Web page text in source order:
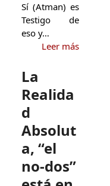
Sí (Atman) es
Testigo de
eso y…
Leer más
La
Realida
d
Absolut
a, “el
no-dos”